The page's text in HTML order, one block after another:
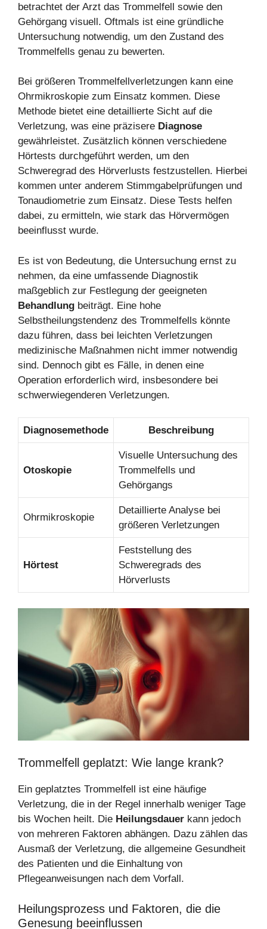
betrachtet der Arzt das Trommelfell sowie den
Gehörgang visuell. Oftmals ist eine gründliche
Untersuchung notwendig, um den Zustand des
Trommelfells genau zu bewerten.
Bei größeren Trommelfellverletzungen kann eine
Ohrmikroskopie zum Einsatz kommen. Diese
Methode bietet eine detaillierte Sicht auf die
Verletzung, was eine präzisere Diagnose
gewährleistet. Zusätzlich können verschiedene
Hörtests durchgeführt werden, um den
Schweregrad des Hörverlusts festzustellen. Hierbei
kommen unter anderem Stimmgabelprüfungen und
Tonaudiometrie zum Einsatz. Diese Tests helfen
dabei, zu ermitteln, wie stark das Hörvermögen
beeinflusst wurde.
Es ist von Bedeutung, die Untersuchung ernst zu
nehmen, da eine umfassende Diagnostik
maßgeblich zur Festlegung der geeigneten
Behandlung beiträgt. Eine hohe
Selbstheilungstendenz des Trommelfells könnte
dazu führen, dass bei leichten Verletzungen
medizinische Maßnahmen nicht immer notwendig
sind. Dennoch gibt es Fälle, in denen eine
Operation erforderlich wird, insbesondere bei
schwerwiegenderen Verletzungen.
Diagnosemethode Beschreibung
Otoskopie
Visuelle Untersuchung des
Trommelfells und
Gehörgangs
Ohrmikroskopie
Detaillierte Analyse bei
größeren Verletzungen
Hörtest
Feststellung des
Schweregrads des
Hörverlusts
Trommelfell geplatzt: Wie lange krank?
Ein geplatztes Trommelfell ist eine häufige
Verletzung, die in der Regel innerhalb weniger Tage
bis Wochen heilt. Die Heilungsdauer kann jedoch
von mehreren Faktoren abhängen. Dazu zählen das
Ausmaß der Verletzung, die allgemeine Gesundheit
des Patienten und die Einhaltung von
Pflegeanweisungen nach dem Vorfall.
Heilungsprozess und Faktoren, die die
Genesung beeinflussen